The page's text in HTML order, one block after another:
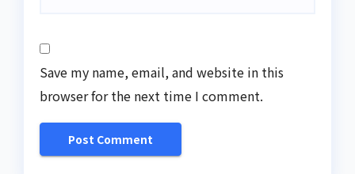
Save my name, email, and website in this
browser for the next time I comment.